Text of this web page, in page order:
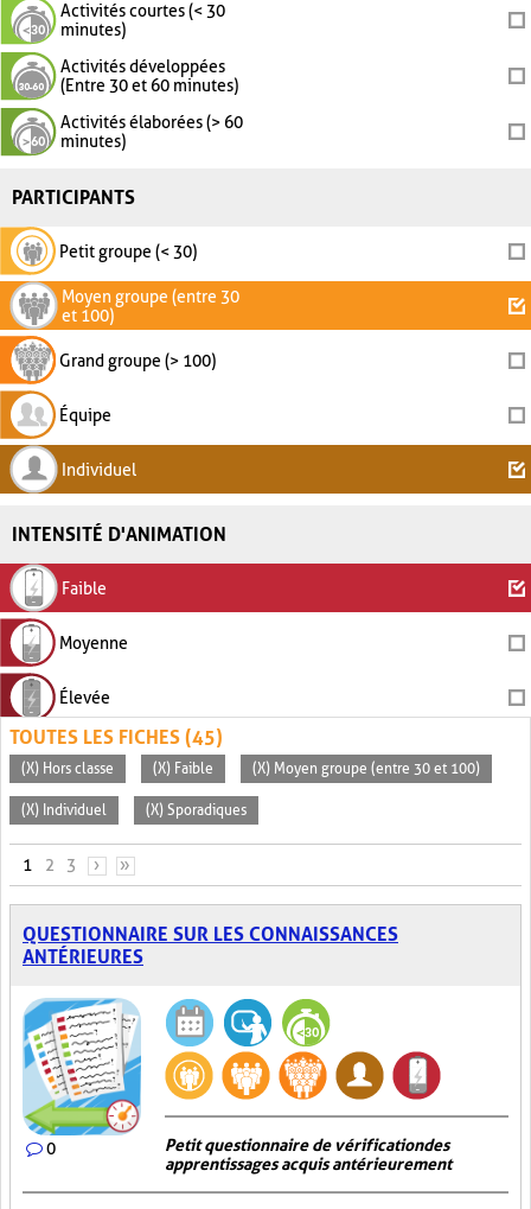
Activités courtes (< 30
minutes)
Activités développées
(Entre 30 et 60 minutes)
Activités élaborées (> 60
minutes)
PARTICIPANTS
Petit groupe (< 30)
Moyen groupe (entre 30
et 100)
Grand groupe (> 100)
Équipe
Individuel
INTENSITÉ D'ANIMATION
Faible
Moyenne
Élevée
TOUTES LES FICHES (45)
(X) Hors classe (X) Faible (X) Moyen groupe (entre 30 et 100)
(X) Individuel (X) Sporadiques
PAGES
1 2 3 › »
QUESTIONNAIRE SUR LES CONNAISSANCES
ANTÉRIEURES
0
Petit questionnaire de vérification des
apprentissages acquis antérieurement